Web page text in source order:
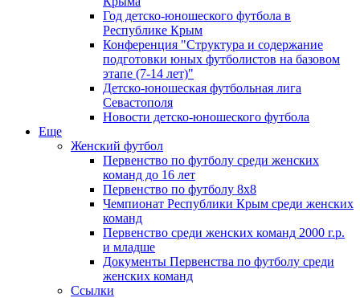
Год детско-юношеского футбола в
Республике Крым
Конференция "Структура и содержание
подготовки юных футболистов на базовом
этапе (7-14 лет)"
Детско-юношеская футбольная лига
Севастополя
Новости детско-юношеского футбола
Еще
Женский футбол
Первенство по футболу среди женских
команд до 16 лет
Первенство по футболу 8х8
Чемпионат Республики Крым среди женских
команд
Первенство среди женских команд 2000 г.р.
и младше
Документы Первенства по футболу среди
женских команд
Ссылки